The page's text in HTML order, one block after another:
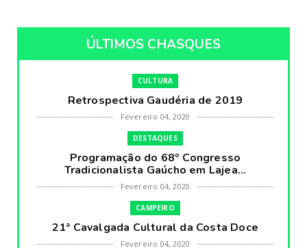
ÚLTIMOS CHASQUES
CULTURA
Retrospectiva Gaudéria de 2019
Fevereiro 04, 2020
DESTAQUES
Programação do 68º Congresso
Tradicionalista Gaúcho em Lajea...
Fevereiro 04, 2020
CAMPEIRO
21ª Cavalgada Cultural da Costa Doce
Fevereiro 04, 2020